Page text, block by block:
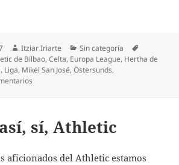
Autor
Itziar Iriarte Categorías
Sin categoría
de Bilbao,Celta, Europa League, Hertha de
, Liga, Mikel San José,Östersunds,
sí, Athletic
aficionados del Athletic estamos